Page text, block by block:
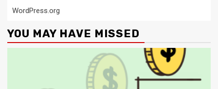
WordPress.org
YOU MAY HAVE MISSED